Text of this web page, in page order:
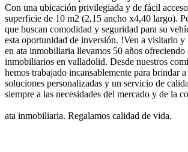
Con una ubicación privilegiada y de fácil
superficie de 10 m2 (2,15 ancho x4,40 largo).
que buscan comodidad y seguridad para su
esta oportunidad de inversión. !Ven a visitarlo
en ata inmobiliaria llevamos 50 años ofreciendo
inmobiliarios en valladolid. Desde nuestros
hemos trabajado incansablemente para brindar
soluciones personalizadas y un servicio de
siempre a las necesidades del mercado y de la
ata inmobiliaria. Regalamos calidad de vida.